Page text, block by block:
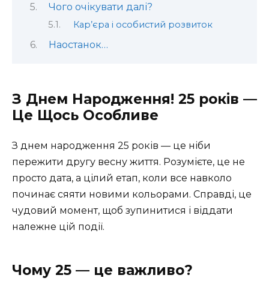
Чого очікувати далі?
Кар’єра і особистий розвиток
Наостанок…
З Днем Народження! 25 років —
Це Щось Особливе
З днем народження 25 років — це ніби
пережити другу весну життя. Розумієте, це не
просто дата, а цілий етап, коли все навколо
починає сяяти новими кольорами. Справді, це
чудовий момент, щоб зупинитися і віддати
належне цій події.
Чому 25 — це важливо?